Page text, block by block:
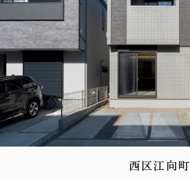
西区江向町